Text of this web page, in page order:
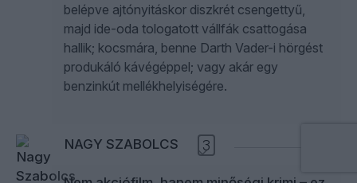
belépve ajtónyitáskor diszkrét csengettyű,
majd ide-oda tologatott vállfák csattogása
hallik; kocsmára, benne Darth Vader-i hörgést
produkáló kávégéppel; vagy akár egy
benzinkút mellékhelyiségére.
NAGY SZABOLCS 3